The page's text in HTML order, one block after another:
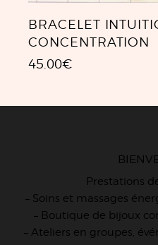
BRACELET
CONCENTRATION
45.00€
Prestations
– Soins et massages
– Boutique de bijoux
– Ateliers en groupes,